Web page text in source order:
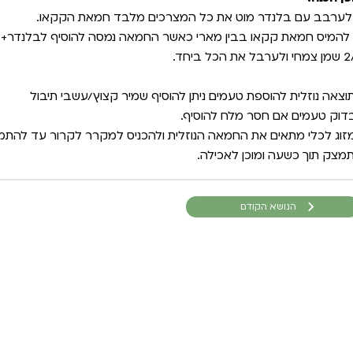
הכל ביחד.
נוזלית להוספת טעמים ניתן להוסיף שמיר קצוץ/עשבי תיבול
טעמים אם חסר מלח להוסיף.
לכלי מתאים את החמאה הנוזלית ולהכניס למקרר לקרור עד
תוך כשעה ומוכן לאכילה.
הנושא הקודם